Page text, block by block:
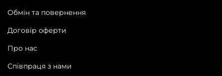
Обмін та повернення
Договір оферти
Про нас
Співпраця з нами